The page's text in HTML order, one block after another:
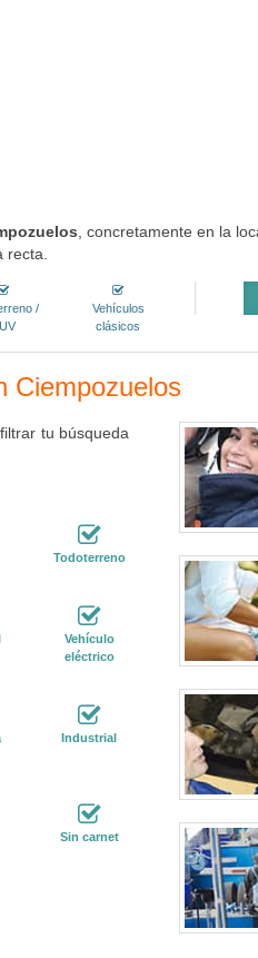
, concretamente en la
/
Vehículos
clásicos
Ciempozuelos
tu búsqueda
Todoterreno
Vehículo
eléctrico
Industrial
Sin carnet